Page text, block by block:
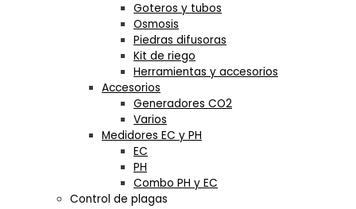
Goteros y tubos
Osmosis
Piedras difusoras
Kit de riego
Herramientas y accesorios
Accesorios
Generadores CO2
Varios
Medidores EC y PH
EC
PH
Combo PH y EC
Control de plagas